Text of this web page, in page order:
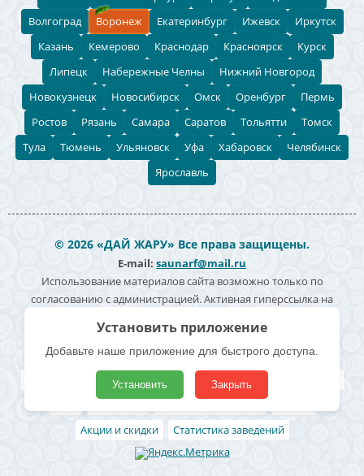
Волгоград
Воронеж Екатеринбург Ижевск
Иркутск
Казань
Кемерово Краснодар Красноярск
Курск
Липецк
Набережные Челны
Нижний Новгород
Новокузнецк
Новосибирск Омск Оренбург
Пермь
Ростов
Рязань Самара Саратов Тольятти
Томск
Тула
Тюмень Ульяновск Уфа Хабаровск
Челябинск
Ярославль
© 2026 «ДАЙ ЖАРУ» Все права защищены.
E-mail: saunarf@mail.ru
Использование материалов сайта возможно только по
согласованию с администрацией. Активная гиперссылка на
персональных данных - Политика конфиденциальности
Полезные ссылки
Все бани и сауны Поиск по карте Владельцам
Акции и скидки
Статистика заведений
Установить приложение
Добавьте наше приложение для быстрого доступа.
Установить Закрыть